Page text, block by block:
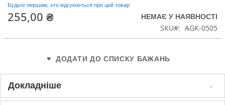
галереї
зображень
Будьте першим, хто відгукнеться про цей товар
255,00 ₴
НЕМАЄ У НАЯВНОСТІ
SKU
AGK-0505
ДОДАТИ ДО СПИСКУ БАЖАНЬ
Докладніше